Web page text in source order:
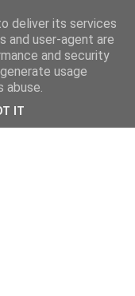
deliver its services
and user-agent are
and security
usage
abuse.
IT